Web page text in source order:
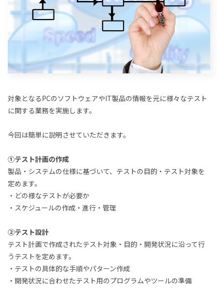
対象となるPCのソフトウェアやIT製品の情報を元に様々なテスト
に関する業務を実施します。
今回は簡単に説明させていただきます。
①テスト計画の作成
製品・システムの仕様に基づいて、テストの目的・テスト対象を
定めます。
・どの様なテストが必要か
・スケジュールの作成・進行・管理
②テスト設計
テスト計画で作成されたテスト対象・目的・開発状況に沿って行
うテストを定めます。
・テストの具体的な手順やパターン作成
・開発状況に合わせたテスト用のプログラムやツールの準備